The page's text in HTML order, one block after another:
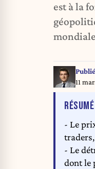
est à la
11
RÉSUMÉ
- Le
- Le
dont le